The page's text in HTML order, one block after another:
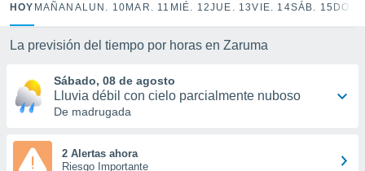
la
que se
calidad.
las
forma
HOY MAÑANA LUN. 10 MAR. 11 MIÉ. 12JUE. 13VIE. 14SÁB. 15
La previsión del tiempo por horas en Zaruma
Sábado, 08 de agosto
Lluvia débil con cielo parcialmente nuboso
De madrugada
2 Alertas ahora
Riesgo Importante